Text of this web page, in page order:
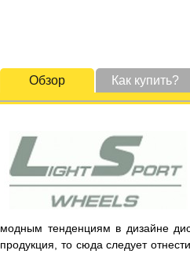
Обзор Как купить?
модным тенденциям в дизайне
продукция, то сюда следует